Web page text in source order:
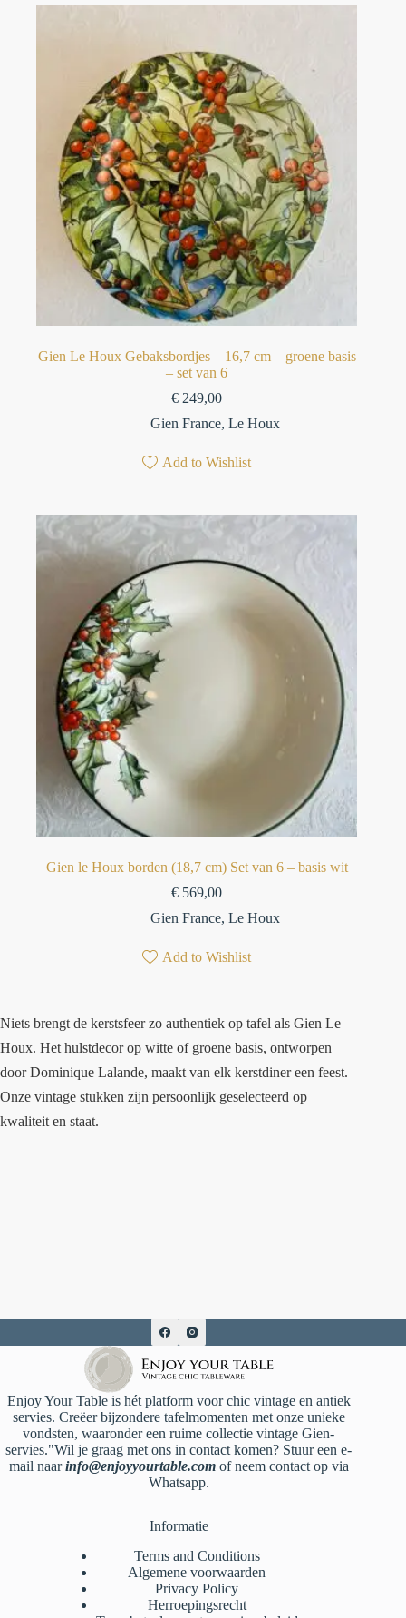
Gien Le Houx Gebaksbordjes – 16,7 cm – groene basis
– set van 6
€ 249,00
Gien France, Le Houx
Add to Wishlist
Gien le Houx borden (18,7 cm) Set van 6 – basis wit
€ 569,00
Gien France, Le Houx
Add to Wishlist
Niets brengt de kerstsfeer zo authentiek op tafel als Gien Le
Houx. Het hulstdecor op witte of groene basis, ontworpen
door Dominique Lalande, maakt van elk kerstdiner een feest.
Onze vintage stukken zijn persoonlijk geselecteerd op
kwaliteit en staat.
Enjoy Your Table is hét platform voor chic vintage en antiek
servies. Creëer bijzondere tafelmomenten met onze unieke
vondsten, waaronder een ruime collectie vintage Gien-
servies."Wil je graag met ons in contact komen? Stuur een e-
mail naarinfo@enjoyyourtable.comof neem contact op via
Whatsapp.
Informatie
Terms and Conditions
Algemene voorwaarden
Privacy Policy
Herroepingsrecht